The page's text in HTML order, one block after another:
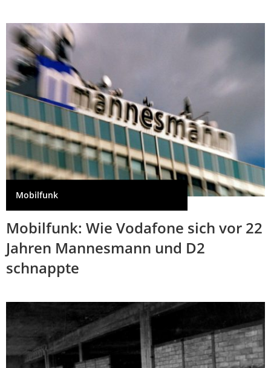
Mobilfunk
Mobilfunk: Wie Vodafone sich vor 22
Jahren Mannesmann und D2
schnappte